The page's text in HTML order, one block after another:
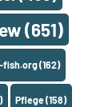
(651)
fish.org(162)
Pflege(158)